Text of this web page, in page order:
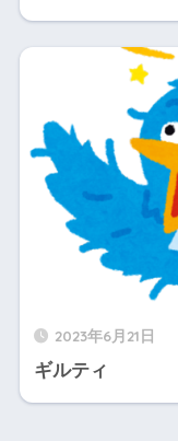
2023年6月21日
ギルティ